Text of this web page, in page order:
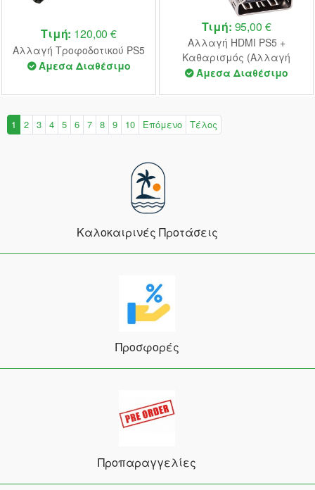
Τιμή: 120,00 €
Αλλαγή Τροφοδοτικού PS5
Άμεσα Διαθέσιμο
Τιμή: 95,00 €
Αλλαγή HDMI PS5 +
Καθαρισμός (Αλλαγή
Υγρού Μετάλλου)
Άμεσα Διαθέσιμο
1 2 3 4 5 6 7 8 9 10 Επόμενο Τέλος
Καλοκαιρινές Προτάσεις
Προσφορές
Προπαραγγελίες